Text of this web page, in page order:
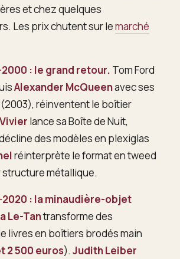
et chez quelques
Les prix chutent sur lemarché
2000 : le grand retour. Tom Ford
Alexander McQueenavec ses
réinventent le boîtier
lance sa Boîte de Nuit,
des modèles en plexiglas
réinterprète le format en tweed
métallique.
2020 : la minaudière-objet
Le-Tantransforme des
livres en boîtiers brodés main
2 500 euros). Judith Leiber